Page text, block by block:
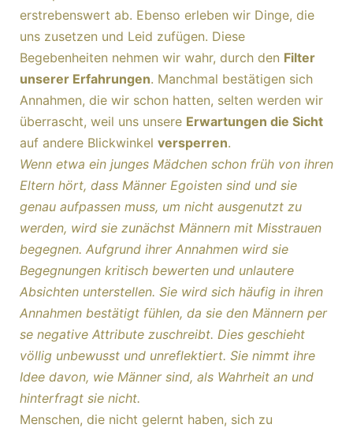
erstrebenswert ab. Ebenso erleben wir Dinge, die
uns zusetzen und Leid zufügen. Diese
Begebenheiten nehmen wir wahr, durch den Filter
unserer Erfahrungen. Manchmal bestätigen sich
Annahmen, die wir schon hatten, selten werden wir
überrascht, weil uns unsere Erwartungen die Sicht
auf andere Blickwinkel versperren.
Wenn etwa ein junges Mädchen schon früh von ihren
Eltern hört, dass Männer Egoisten sind und sie
genau aufpassen muss, um nicht ausgenutzt zu
werden, wird sie zunächst Männern mit Misstrauen
begegnen. Aufgrund ihrer Annahmen wird sie
Begegnungen kritisch bewerten und unlautere
Absichten unterstellen. Sie wird sich häufig in ihren
Annahmen bestätigt fühlen, da sie den Männern per
se negative Attribute zuschreibt. Dies geschieht
völlig unbewusst und unreflektiert. Sie nimmt ihre
Idee davon, wie Männer sind, als Wahrheit an und
hinterfragt sie nicht.
Menschen, die nicht gelernt haben, sich zu